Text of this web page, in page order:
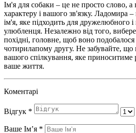
Ім'я для собаки – це не просто слово, а
характеру і вашого зв'язку. Ладомира
ім'я, яке підходить для дружелюбного
улюбленця. Незалежно від того,
похідні, головне, щоб воно
чотирилапому другу. Не забувайте, що
вашого спілкування, яке приноситиме
ваше життя.
Коментарі
Відгук *
Ваше Імʼя *